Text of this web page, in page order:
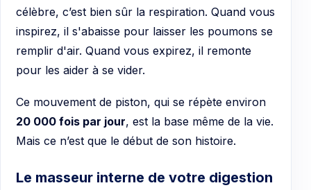
célèbre, c’est bien sûr la respiration. Quand vous
inspirez, il s'abaisse pour laisser les poumons se
remplir d'air. Quand vous expirez, il remonte
pour les aider à se vider.
Ce mouvement de piston, qui se répète environ
20 000 fois par jour, est la base même de la vie.
Mais ce n’est que le début de son histoire.
Le masseur interne de votre digestion